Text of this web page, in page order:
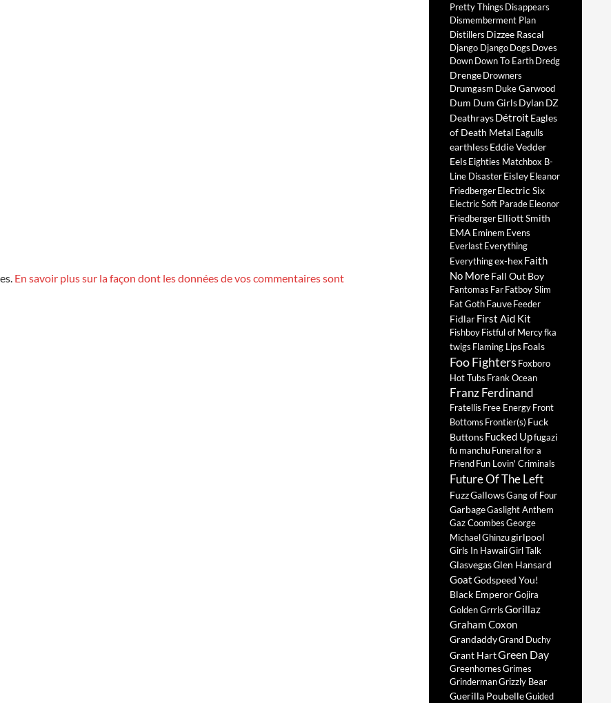
En savoir plus sur la façon dont les données de vos commentaires sont
Pretty Things Disappears
Dismemberment Plan
Distillers Dizzee Rascal
Django DjangoDogs Doves
DownDown To EarthDredg
DrengeDrowners
Drumgasm Duke Garwood
Dum Dum GirlsDylan DZ
DeathraysDétroit Eagles
of Death Metal Eagulls
earthlessEddie Vedder
EelsEighties Matchbox B-
Line DisasterEisleyEleanor
FriedbergerElectric Six
Electric Soft ParadeEleonor
FriedbergerElliott Smith
EMA Eminem Evens
EverlastEverything
Everythingex-hexFaith
No MoreFall Out Boy
Fantomas FarFatboy Slim
Fat GothFauveFeeder
FidlarFirst Aid Kit
FishboyFistful of Mercyfka
twigs Flaming Lips Foals
Foo Fighters Foxboro
Hot Tubs Frank Ocean
Franz Ferdinand
Fratellis Free EnergyFront
Bottoms Frontier(s) Fuck
ButtonsFucked Upfugazi
fu manchuFuneral for a
FriendFun Lovin' Criminals
Future Of The Left
FuzzGallowsGang of Four
GarbageGaslight Anthem
Gaz CoombesGeorge
MichaelGhinzugirlpool
Girls In HawaiiGirl Talk
GlasvegasGlen Hansard
GoatGodspeed You!
Black EmperorGojira
Golden GrrrlsGorillaz
Graham Coxon
GrandaddyGrand Duchy
Grant HartGreen Day
GreenhornesGrimes
GrindermanGrizzly Bear
Guerilla PoubelleGuided